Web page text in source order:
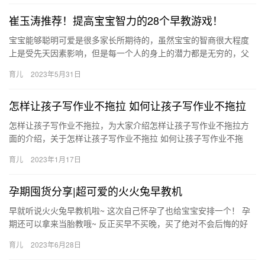
崔玉涛推荐！提高宝宝智力的28个早教游戏！
宝宝能够聪明可爱是很多家长所期待的，虽然宝宝的智商很大程度
上是受先天因素影响，但是每一个人的身上的潜力都是无穷的，父
长所…
育儿 2023年5月31日
怎样让孩子写作业不拖拉 如何让孩子写作业不拖拉
怎样让孩子写作业不拖拉，为大家介绍怎样让孩子写作业不拖拉方
面的介绍，关于怎样让孩子写作业不拖拉 如何让孩子写作业不拖
…
育儿 2023年1月17日
孕期囤货分享|超可爱的火火兔早教机
早就听说火火兔早教机啦~ 这次自己怀孕了也给宝宝安排一个！ 孕
期还可以拿来当胎教哦~ 反正买早不买晚，买了绝对不会后悔的好
育儿 2023年6月28日